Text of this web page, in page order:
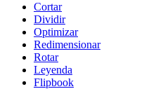
Cortar
Dividir
Optimizar
Redimensionar
Rotar
Leyenda
Flipbook